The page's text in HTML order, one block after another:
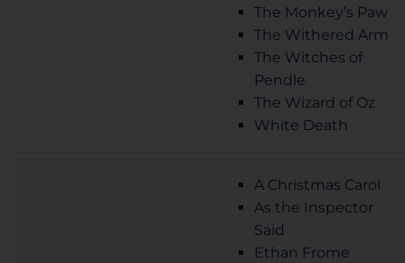
The Monkey’s Paw
The Withered Arm
The Witches of
Pendle
The Wizard of Oz
White Death
A Christmas Carol
As the Inspector
Said
Ethan Frome